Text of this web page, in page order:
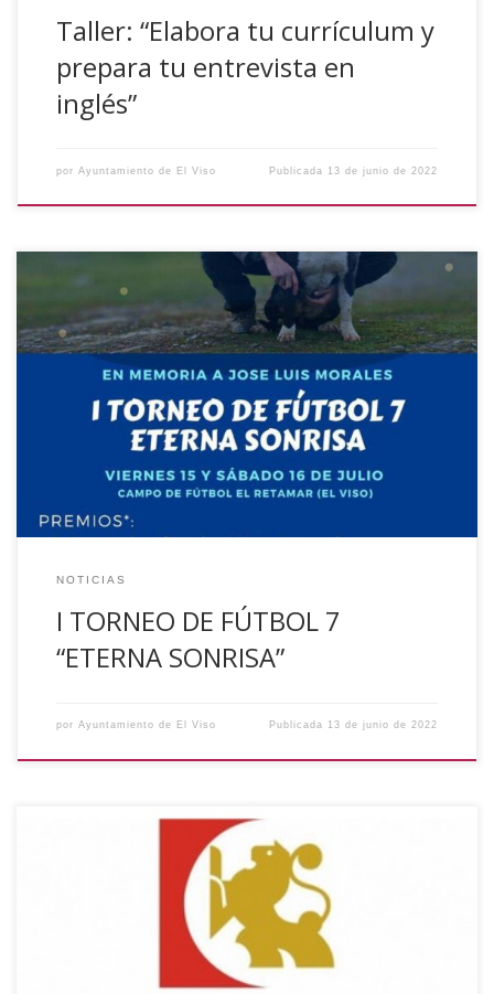
Taller: “Elabora tu currículum y
prepara tu entrevista en
inglés”
por Ayuntamiento de El Viso Publicada 13 de junio de 2022
Compartimos con vosotros la información del I Torneo de
Fútbol 7 ‘Eterna Sonrisa’ en memoria de José Luis Morales
que se disputará en el Campo de Fútbol El Retamar los días
15 y 16 de julio. Organiza: Sergio Rubio, José M.ª Cañuelo,
José Miguel Pontes y Alejandro Morales, con la […]
NOTICIAS
I TORNEO DE FÚTBOL 7
“ETERNA SONRISA”
por Ayuntamiento de El Viso Publicada 13 de junio de 2022
Se pone en conocimiento de toda la población de El Viso
(Córdoba), que la Excma. Diputación de Córdoba ha abierto
el plazo de solicitud de las subvenciones correspondientes
a la «Convocatoria Más Empleo y Oportunidad» de la
Delegación de Empleo de la Diputación de Córdoba.Se